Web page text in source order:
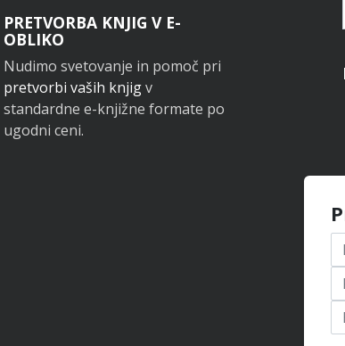
PRETVORBA KNJIG V E-
OBLIKO
Nudimo svetovanje in pomoč pri
pretvorbi vaših knjigv
standardne e-knjižne formate po
ugodni ceni.